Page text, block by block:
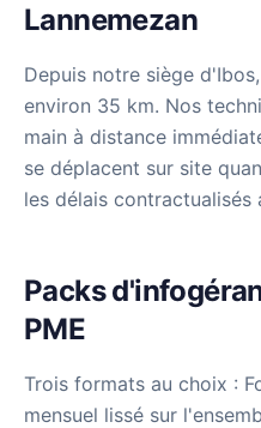
Lannemezan
Depuis notre siège
environ 35 km. Nos
main à distance
se déplacent sur site
les délais contractualisés
Packs
PME
Trois formats au choix :
mensuel lissé sur